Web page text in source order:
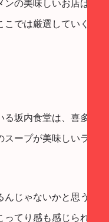
では厳選していくつ
坂内食堂は、喜多方
ープが美味しいラー
じゃないかと思う方
てり感も感じられる